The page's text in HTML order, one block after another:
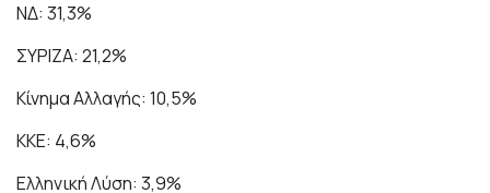
ΝΔ: 31,3%
ΣΥΡΙΖΑ: 21,2%
Κίνημα Αλλαγής: 10,5%
ΚΚΕ: 4,6%
Ελληνική Λύση: 3,9%